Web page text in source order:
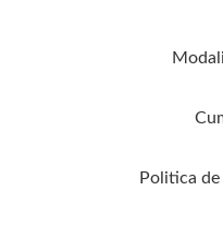
Politica